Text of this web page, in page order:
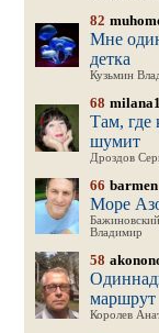
82
Мне
детка
Кузьмин
68
Там, где
шумит
Дроздов
66 barmen
Море
Бажиновский
Владимир
58
маршрут
Королев